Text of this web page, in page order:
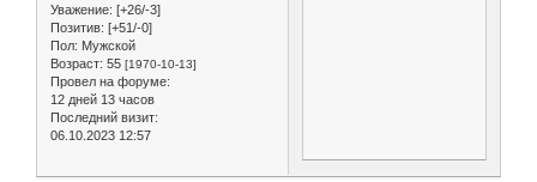
Уважение: [+26/-3]
Позитив: [+51/-0]
Пол: Мужской
Возраст: 55 [1970-10-13]
Провел на форуме:
12 дней 13 часов
Последний визит:
06.10.2023 12:57